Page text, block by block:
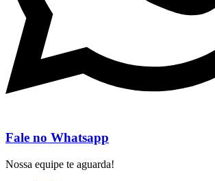
Fale no Whatsapp
Nossa equipe te aguarda!